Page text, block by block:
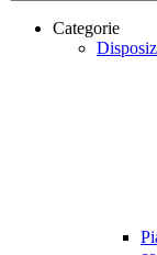
Categorie